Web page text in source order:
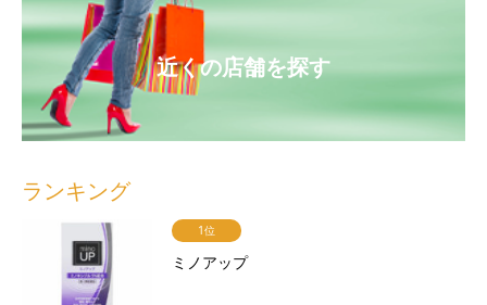
近くの店舗を探す
ランキング
1位
ミノアップ